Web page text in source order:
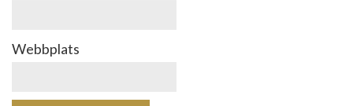
Webbplats